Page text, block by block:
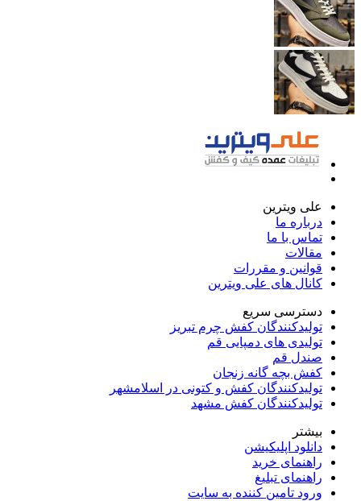
علی ویترین
درباره ما
تماس با ما
مقالات
قوانین و مقررات
کانال های علی ویترین
دسترسی سریع
تولیدکنندگان کفش چرم تبریز
تولیدی های دمپایی قم
صندل قم
کفش بچه گانه زنجان
تولیدکنندگان کفش و کتونی در اسلامشهر
تولیدکنندگان کفش مشهد
بیشتر
دانلود اپلیکیشن
راهنمای خرید
راهنمای تبلیغ
ورود تامین کننده به سایت